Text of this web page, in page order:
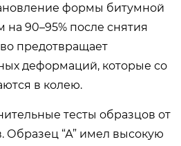
формы битумной
90–95% после снятия
предотвращает
деформаций, которые со
в колею.
тесты образцов от
Образец “А” имел высокую